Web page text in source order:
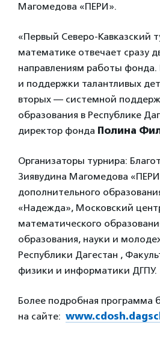
Магомедова «ПЕРИ».
«Первый Северо-Кавказский
математике отвечает сразу
направлениям работы фонда.
и поддержки талантливых
вторых — системной
образования в Республике
директор фонда Полина
Организаторы турнира:
Зиявудина Магомедова
дополнительного
«Надежда», Московский
математического
образования, науки и
Республики Дагестан ,
физики и информатики ДГПУ.
Более подробная программа
на сайте: